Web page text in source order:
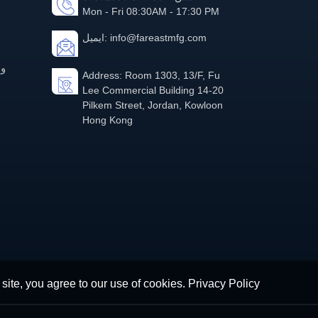
Mon - Fri 08:30AM - 17:30 PM
ایمیل: info@fareastmfg.com
Address: Room 1303, 13/F, Fu
Lee Commercial Building 14-20
Pilkem Street, Jordan, Kowloon
Hong Kong
you agree to our use of cookies. Privacy Policy